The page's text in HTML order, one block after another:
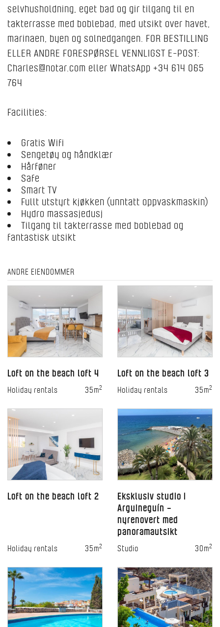
selvhusholdning, eget bad og gir tilgang til en
takterrasse med boblebad, med utsikt over havet,
marinaen, byen og solnedgangen. FOR BESTILLING
ELLER ANDRE FORESPØRSEL VENNLIGST E-POST:
Charles@notar.com eller WhatsApp +34 614 065
764
Facilities:
Gratis Wifi
Sengetøy og håndklær
Hårføner
Safe
Smart TV
Fullt utstyrt kjøkken (unntatt oppvaskmaskin)
Hydro massasjedusj
Tilgang til takterrasse med boblebad og
fantastisk utsikt
ANDRE EIENDOMMER
Loft on the beach loft 4
Holiday rentals 35m2
Loft on the beach loft 3
Holiday rentals 35m2
Loft on the beach loft 2
Holiday rentals 35m2
Eksklusiv studio i
Arguineguín –
nyrenovert med
panoramautsikt
Studio 30m2